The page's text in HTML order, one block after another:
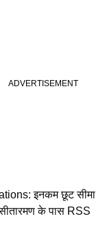
इनकम छूट सीमा
के पास RSS